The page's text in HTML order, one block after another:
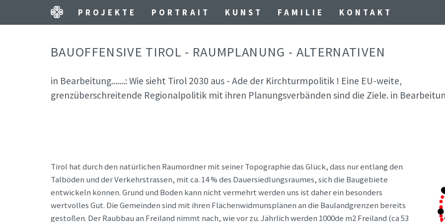
PROJEKTE PORTRAIT KUNST FAMILIE KONTAKT
BAUOFFENSIVE TIROL - RAUMPLANUNG - ALTERNATIVEN
in Bearbeitung.......: Wie sieht Tirol 2030 aus - Ade der Kirchturmpolitik ! Eine EU-weite,
grenzüberschreitende Regionalpolitik mit ihren Planungsverbänden sind die Ziele. in
Tirol hat durch den natürlichen Raumordner mit seiner Topographie das Glück, dass nur entlang den
Talböden und der Verkehrstrassen, mit ca. 14 % des Dauersiedlungsraumes, sich die Baugebiete
entwickeln können. Grund und Boden kann nicht vermehrt werden uns ist daher ein besonders
wertvolles Gut. Die Gemeinden sind mit ihren Flächenwidmunsplänen an die Baulandgrenzen bereits
gestoßen. Der Raubbau an Freiland nimmt nach, wie vor zu. Jährlich werden 1000de m2 Freiland (ca 53